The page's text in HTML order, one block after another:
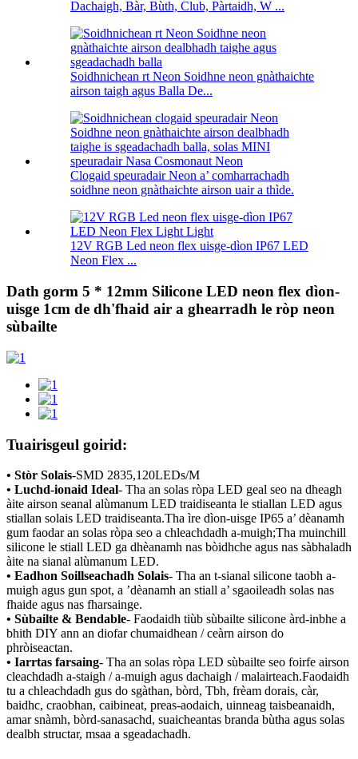
Dachaigh, Bàr, Bùth, Club, Pàrtaidh, W ...
Soidhnichean rt Neon Soidhne neon gnàthaichte
airson taigh agus Balla De...
Clogaid speuradair Neon a’ comharrachadh
soidhne neon gnàthaichte airson uair a thìde.
12V RGB Led neon flex uisge-dìon IP67 LED
Neon Flex ...
Dath gorm 5 * 12mm Silicone LED neon flex dìon-
uisge 1cm de dh'fhaid air a ghearradh le ròp neon
sùbailte
Tuairisgeul goirid:
• Stòr Solais-SMD 2835,120LEDs/M
• Luchd-ionaid Ideal- Tha an solas ròpa LED geal seo na dheagh
àite airson seanal alùmanum LED traidiseanta le stiallan LED agus
stiallan solais LED traidiseanta.Tha ìre dìon-uisge IP65 a’ dèanamh
gum faodar an solas ròpa seo a chleachdadh a-muigh;Tha muinchill
silicone le stiall LED ga dhèanamh nas bòidhche agus nas sàbhaladh
àite na sianal alùmanum LED.
• Eadhon Soillseachadh Solais- Tha an t-sianal silicone taobh a-
muigh agus gun spot, a ’dèanamh an stiall a’ sgaoileadh solas nas
fhaide agus nas fharsainge.
• Sùbailte & Bendable- Faodaidh tiùb sùbailte silicone àrd-inbhe a
bhith DIY ann an diofar chumaidhean / ceàrn airson do
phròiseactan.
• Iarrtas farsaing- Tha an solas ròpa LED sùbailte seo foirfe airson
cleachdadh a-staigh / a-muigh agus dachaigh / malairteach.Faodaidh
tu a chleachdadh gus do sgàthan, bòrd, Tbh, frèam dorais, càr,
baidhc, craobhan, caibineat, preas-aodaich, uinneag taisbeanaidh,
amar snàmh, bòrd-sanasachd, suaicheantas branda bùtha agus solas
dealbh structar, msaa a sgeadachadh.